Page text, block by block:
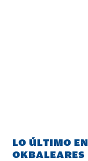
LO ÚLTIMO EN
OKBALEARES